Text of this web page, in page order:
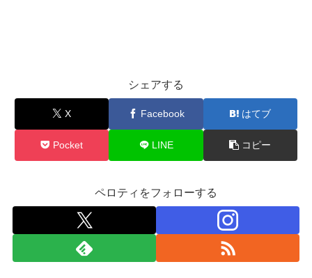
シェアする
X Facebook はてブ
Pocket LINE コピー
ペロティをフォローする